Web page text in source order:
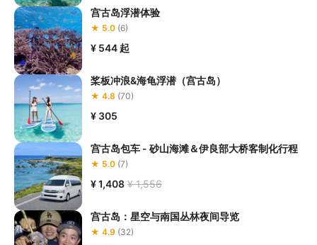
呛水。在您浮潜开始前，工作人员会告知您需要安全救助时的手势
动作，若您在浮潜过程中发生呛水的，请您及时做出相关手势动作
告知给现场工作人员，工作人员将及时为您提供安全支持。
6.若您乘坐快艇出海，则请您尽量
域
宫古岛浮潜体验
★ 5.0 (6)
¥ 544 起
桨板冲浪&海龟浮潜（宫古岛）
★ 4.8 (70)
¥ 305
宫古岛包车 - 砂山海滩＆伊良部大桥客制化行程
★ 5.0 (7)
¥ 1,408 ¥ 1,556
宫古岛：星空与南国丛林夜间导览
★ 4.9 (32)